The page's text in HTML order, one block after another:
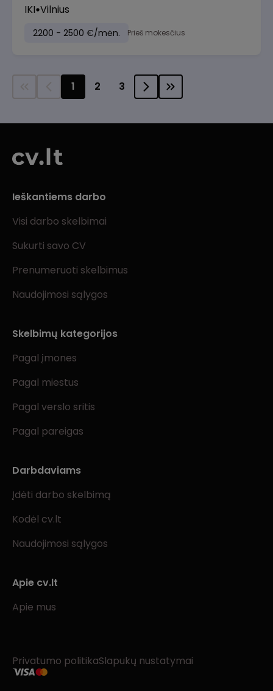
IKI Vilnius
2200 - 2500 €/mėn. Prieš mokesčius
1 2 3
Ieškantiems darbo
Visi darbo skelbimai
Sukurti savo CV
Prenumeruoti skelbimus
Naudojimosi sąlygos
Skelbimų kategorijos
Pagal įmones
Pagal miestus
Pagal verslo sritis
Pagal pareigas
Darbdaviams
Įdėti darbo skelbimą
Kodėl cv.lt
Naudojimosi sąlygos
Apie cv.lt
Apie mus
Privatumo politikaSlapukų nustatymai